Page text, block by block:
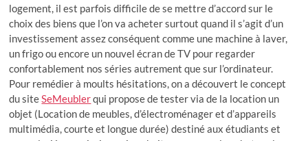
logement, il est parfois difficile de se mettre d’accord sur le
choix des biens que l’on va acheter surtout quand il s’agit d’un
investissement assez conséquent comme une machine à laver,
un frigo ou encore un nouvel écran de TV pour regarder
confortablement nos séries autrement que sur l’ordinateur.
Pour remédier à moults hésitations, on a découvert le concept
du siteSeMeublerqui propose de tester via de la location un
objet (Location de meubles, d’électroménager et d’appareils
multimédia, courte et longue durée) destiné aux étudiants et